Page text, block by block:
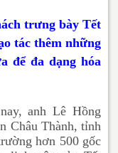
trưng bày Tết
tác thêm những
để đa dạng hóa
anh Lê Hồng
Châu Thành, tỉnh
hơn 500 gốc